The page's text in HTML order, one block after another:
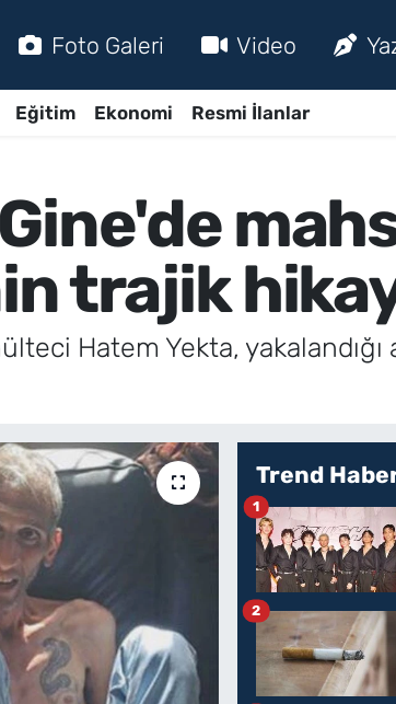
Foto Galeri Video
Eğitim Ekonomi Resmi İlanlar
Gine'de
trajik
Hatem Yekta, yakalandığı
Trend
1
2